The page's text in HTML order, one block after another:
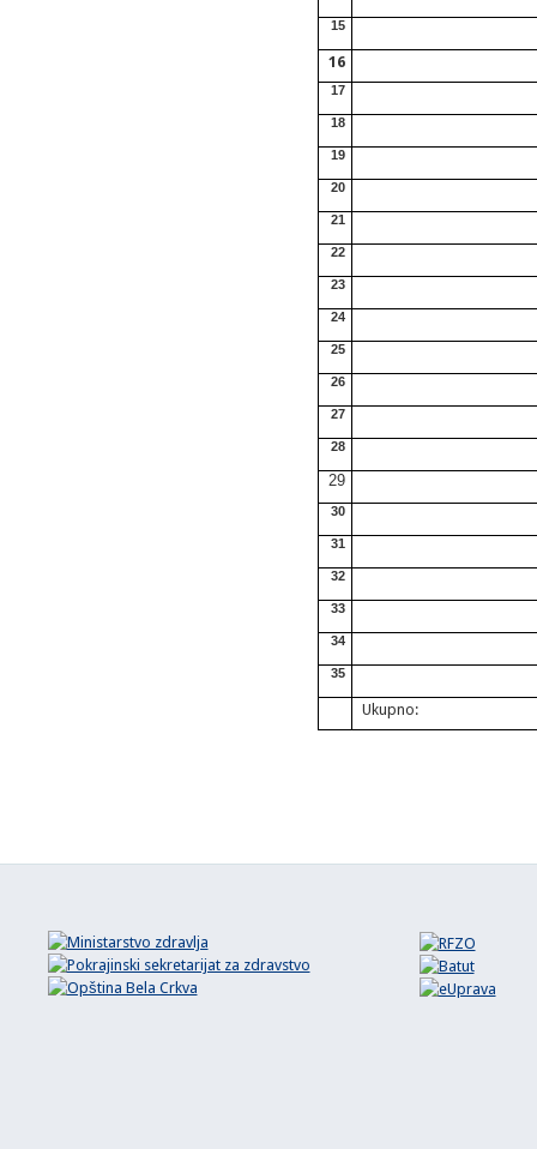
15
16
17
18
19
20
21
22
23
24
25
26
27
28
29
30
31
32
33
34
35
Ukupno: